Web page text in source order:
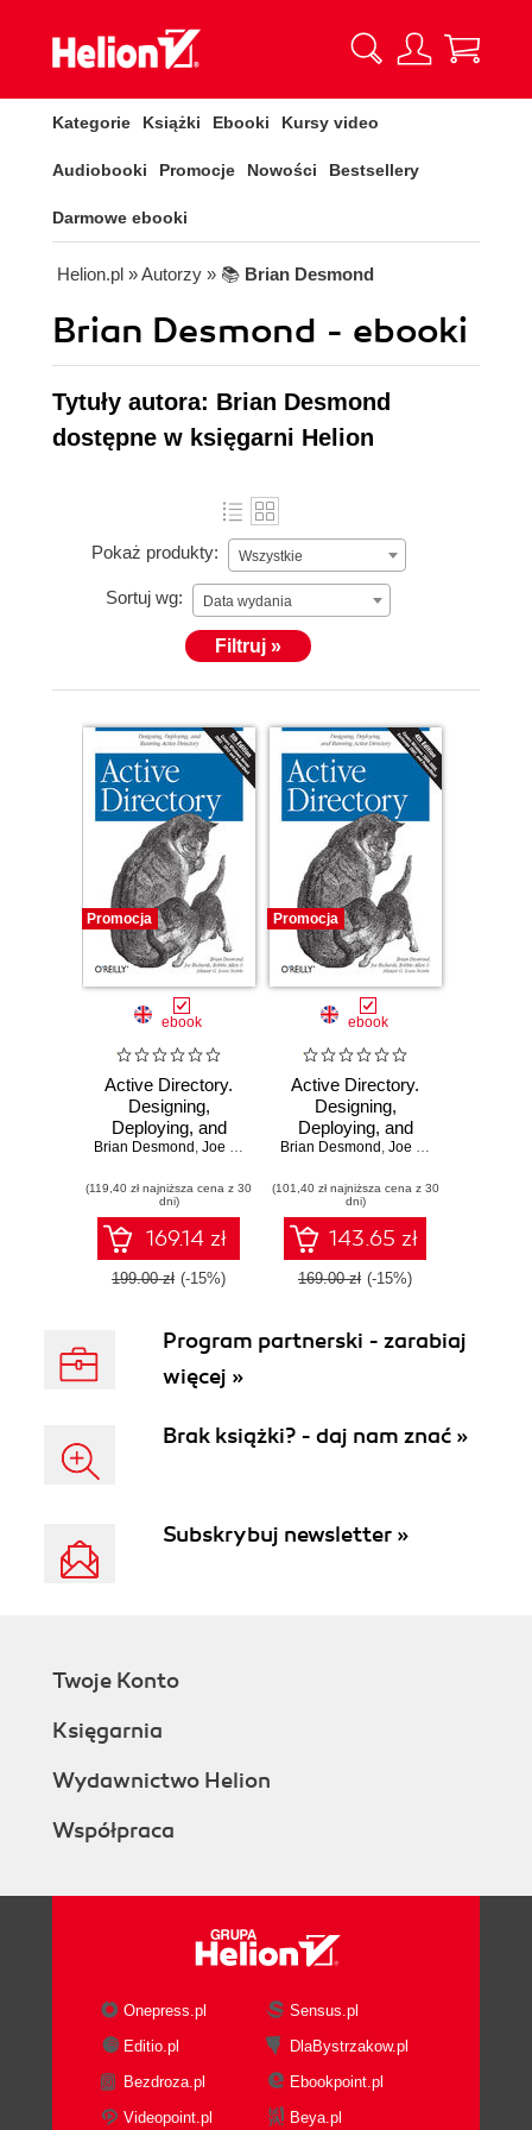
Kategorie Książki Ebooki Kursy video
Audiobooki Promocje Nowości Bestsellery
Darmowe ebooki
Helion.pl » Autorzy » 📚 Brian Desmond
Brian Desmond - ebooki
Tytuły autora: Brian Desmond
dostępne w księgarni Helion
Pokaż produkty: Wszystkie
Sortuj wg: Data wydania
Filtruj »
Promocja
ebook
Active Directory.
Designing,
Deploying, and
Running Active
Edition
Brian Desmond , Joe Richards ,Robbie Allen
(119,40 zł najniższa cena z 30
dni)
169.14 zł
199.00 zł (-15%)
Promocja
ebook
Active Directory.
Designing,
Deploying, and
Running Active
Edition
Brian Desmond , Joe Richards
(101,40 zł najniższa cena z 30
dni)
143.65 zł
169.00 zł (-15%)
Program partnerski - zarabiaj
więcej »
Brak książki? - daj nam znać »
Subskrybuj newsletter »
Twoje Konto
Księgarnia
Wydawnictwo Helion
Współpraca
Onepress.pl
Sensus.pl
Editio.pl
DlaBystrzakow.pl
Bezdroza.pl
Ebookpoint.pl
Videopoint.pl
Beya.pl